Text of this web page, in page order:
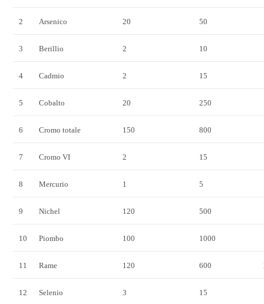
2 Arsenico 20 50
3 Berillio 2 10
4 Cadmio 2 15
5 Cobalto 20 250
6 Cromo totale 150 800
7 Cromo VI 2 15
8 Mercurio 1 5
9 Nichel 120 500
10 Piombo 100 1000
11 Rame 120 600
12 Selenio 3 15